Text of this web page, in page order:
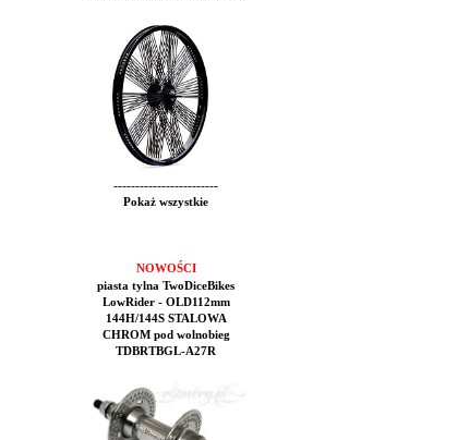
------------------------
Pokaż wszystkie
NOWOŚCI
piasta tylna TwoDiceBikes
LowRider - OLD112mm
144H/144S STALOWA
CHROM pod wolnobieg
TDBRTBGL-A27R